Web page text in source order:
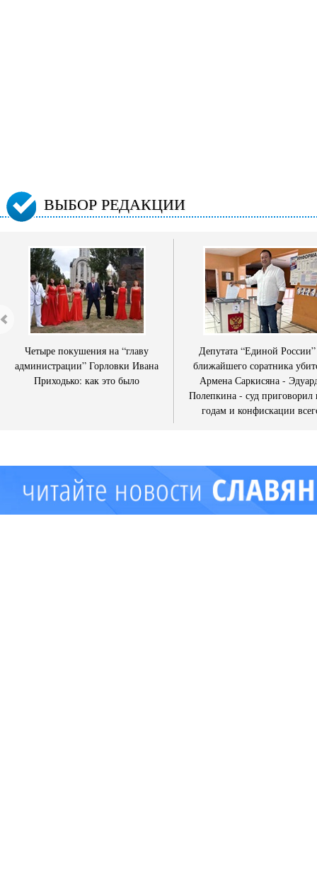
ВЫБОР РЕДАКЦИИ
Четыре покушения на “главу
администрации” Горловки Ивана
Приходько: как это было
Депутата “Единой
ближайшего соратника
Армена Саркисяна -
Полепкина - суд приговорил
годам и конфискации